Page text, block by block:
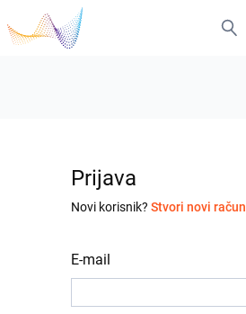
Prijava
Novi korisnik? Stvori novi račun
E-mail